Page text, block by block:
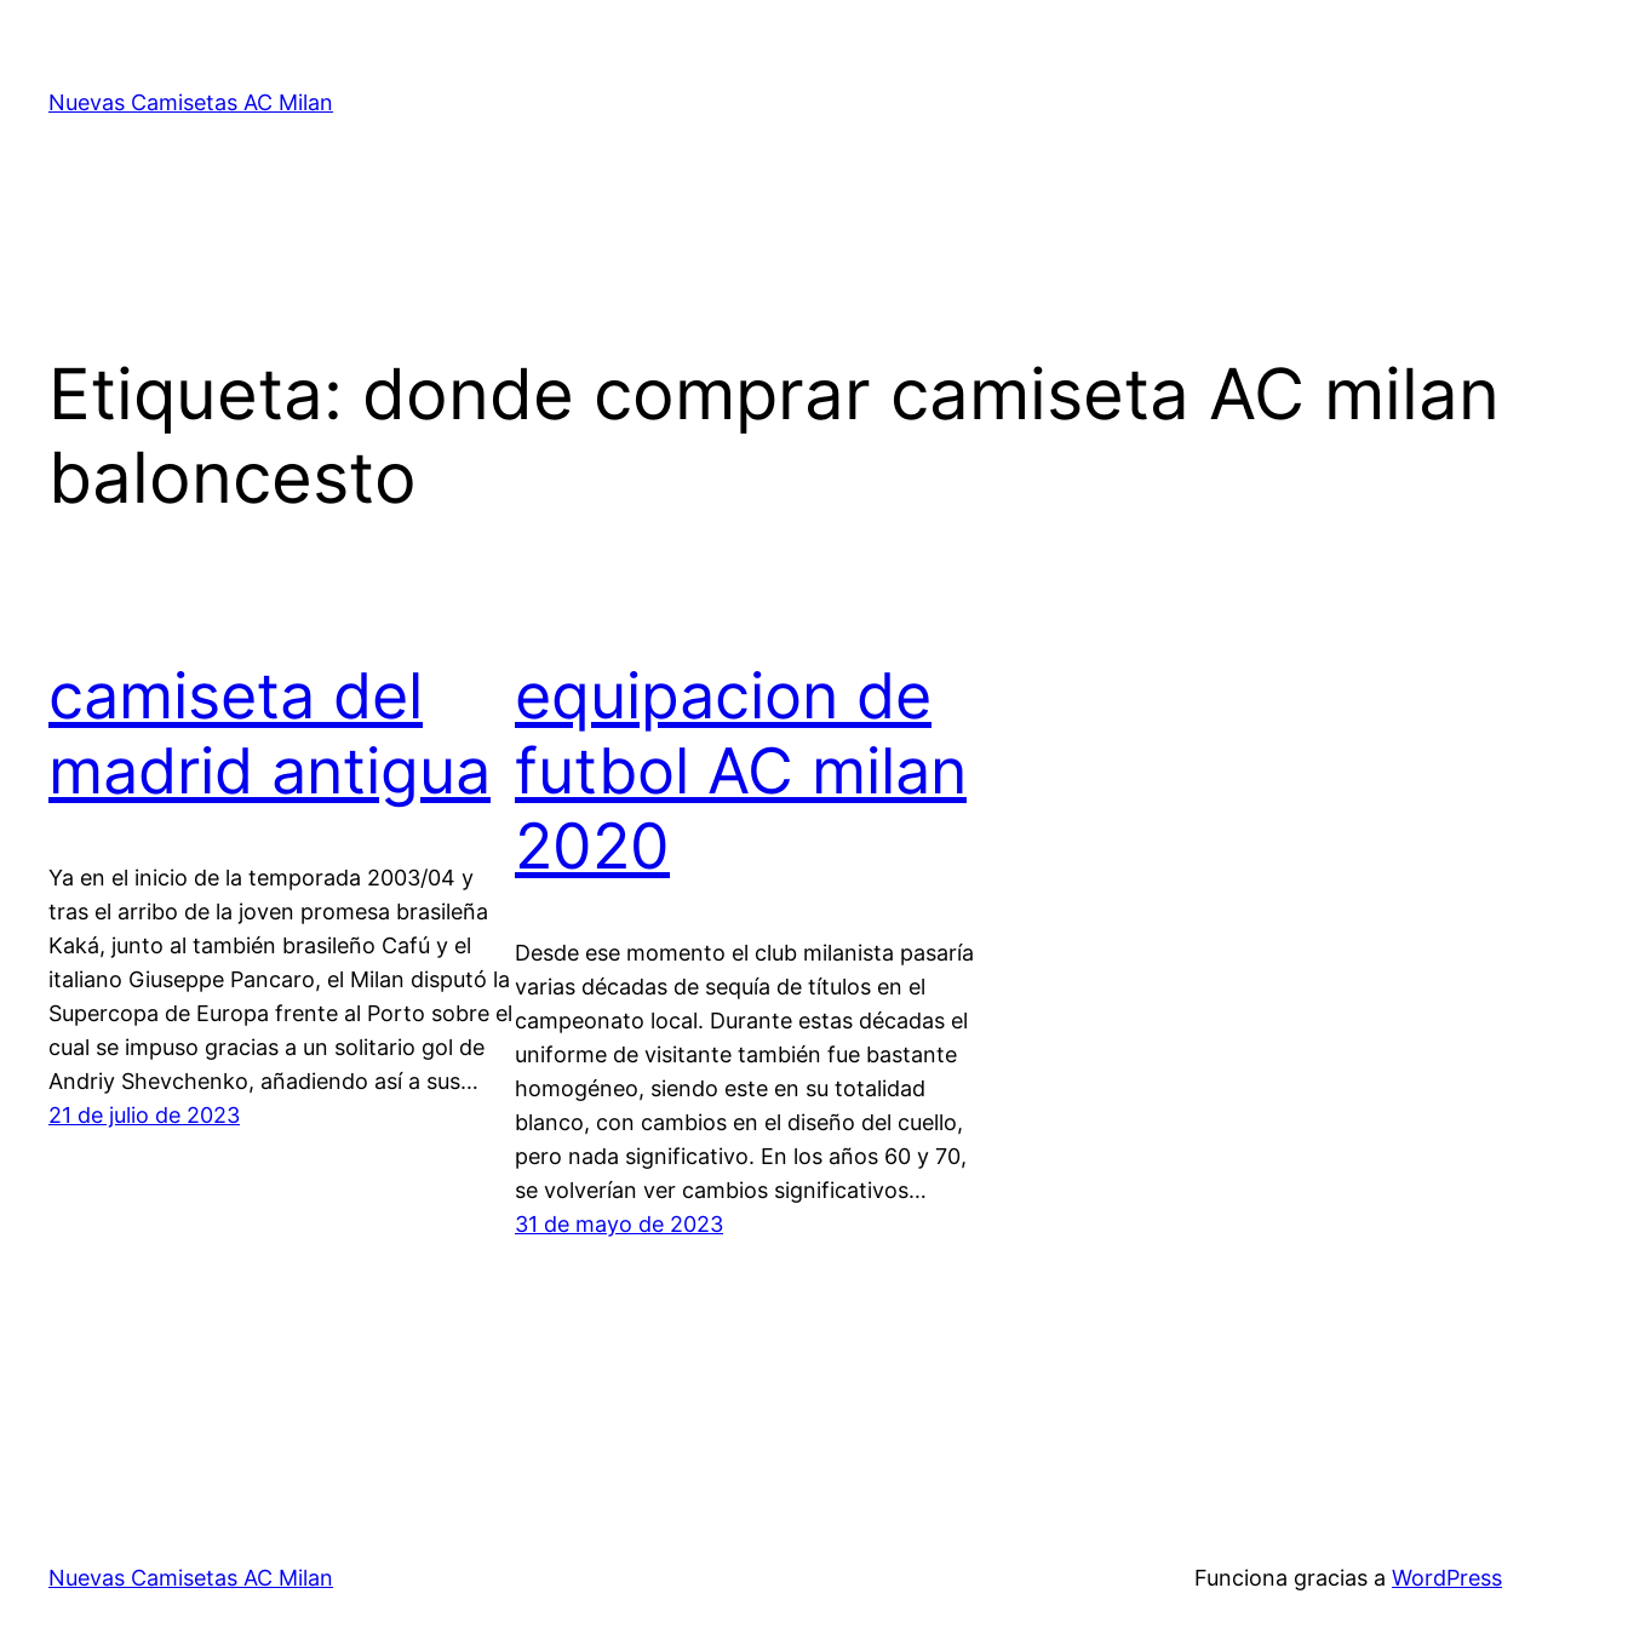
contenido
Nuevas Camisetas AC Milan
Etiqueta: donde comprar camiseta AC milan
baloncesto
camiseta del
madrid antigua
Ya en el inicio de la temporada 2003/04 y
tras el arribo de la joven promesa brasileña
Kaká, junto al también brasileño Cafú y el
italiano Giuseppe Pancaro, el Milan disputó la
Supercopa de Europa frente al Porto sobre el
cual se impuso gracias a un solitario gol de
Andriy Shevchenko, añadiendo así a sus…
21 de julio de 2023
equipacion de
futbol AC milan
2020
Desde ese momento el club milanista pasaría
varias décadas de sequía de títulos en el
campeonato local. Durante estas décadas el
uniforme de visitante también fue bastante
homogéneo, siendo este en su totalidad
blanco, con cambios en el diseño del cuello,
pero nada significativo. En los años 60 y 70,
se volverían ver cambios significativos…
31 de mayo de 2023
Nuevas Camisetas AC Milan Funciona gracias a WordPress